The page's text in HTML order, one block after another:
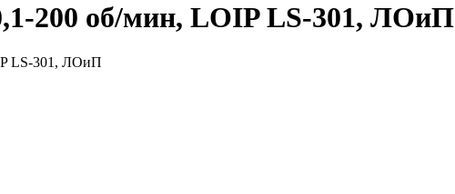
200 об/мин, LOIP LS-301, ЛОиП